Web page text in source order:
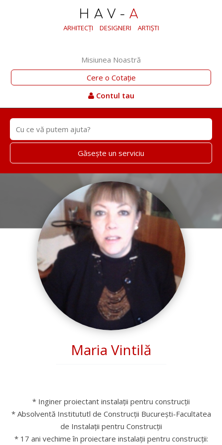
HAV- A
ARHITECȚI DESIGNERI ARTIȘTI
Misiunea Noastră
Cere o Cotație
Contul tau
Maria Vintilă
* Inginer proiectant instalații pentru construcții
* Absolventă Institututl de Construcții București-Facultatea
de Instalații pentru Construcții
* 17 ani vechime în proiectare instalații pentru construcții: